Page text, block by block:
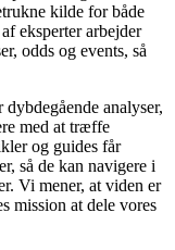
kilde for både
eksperter arbejder
odds og events, så
analyser,
med at træffe
og guides får
så de kan navigere i
Vi mener, at viden er
mission at dele vores